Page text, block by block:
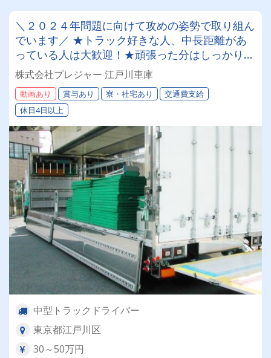
＼２０２４年問題に向けて攻めの姿勢で取り組ん
でいます／ ★トラック好きな人、中長距離があ
っている人は大歓迎！★頑張った分はしっかりお
給与に反映！！ 免許取得支援制度もございま
す！月収４０万円以上可♪
株式会社プレジャー 江戸川車庫
動画あり 賞与あり 寮・社宅あり
交通費支給
休日4日以上
中型トラックドライバー
東京都江戸川区
30～50万円